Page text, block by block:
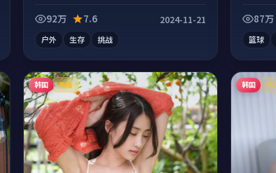
92万
7.6 2024-11-21
户外 生存 挑战
87万
篮球
韩国 热播 韩国 4K